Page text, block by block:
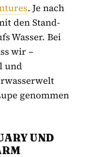
. Je nach
den Stand-
Wasser. Bei
wir –
und
genommen
UND